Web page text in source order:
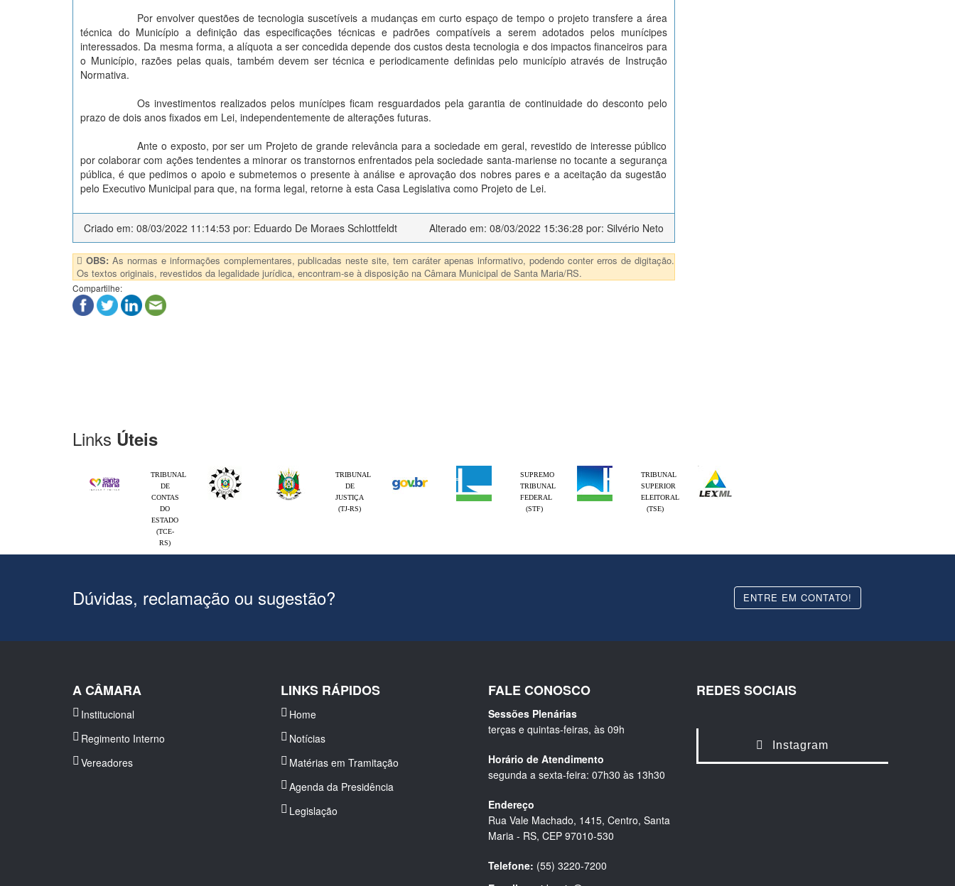
Por envolver questões de tecnologia suscetíveis a mudanças em curto espaço de tempo o projeto transfere a área
técnica do Município a definição das especificações técnicas e padrões compatíveis a serem adotados pelos munícipes
interessados. Da mesma forma, a alíquota a ser concedida depende dos custos desta tecnologia e dos impactos financeiros para
o Município, razões pelas quais, também devem ser técnica e periodicamente definidas pelo município através de Instrução
Normativa.
Os investimentos realizados pelos munícipes ficam resguardados pela garantia de continuidade do desconto pelo
prazo de dois anos fixados em Lei, independentemente de alterações futuras.
Ante o exposto, por ser um Projeto de grande relevância para a sociedade em geral, revestido de interesse público
por colaborar com ações tendentes a minorar os transtornos enfrentados pela sociedade santa-mariense no tocante a segurança
pública, é que pedimos o apoio e submetemos o presente à análise e aprovação dos nobres pares e a aceitação da sugestão
pelo Executivo Municipal para que, na forma legal, retorne à esta Casa Legislativa como Projeto de Lei.
Criado em: 08/03/2022 11:14:53 por: Eduardo De Moraes Schlottfeldt Alterado em: 08/03/2022 15:36:28 por: Silvério Neto
OBS: As normas e informações complementares, publicadas neste site, tem caráter apenas informativo, podendo conter erros de digitação.
Os textos originais, revestidos da legalidade jurídica, encontram-se à disposição na Câmara Municipal de Santa Maria/RS.
Compartilhe:
Links Úteis
TRIBUNAL
DE
CONTAS
DO
ESTADO
(TCE-
RS)
TRIBUNAL
DE
JUSTIÇA
(TJ-RS)
SUPREMO
TRIBUNAL
FEDERAL
(STF)
TRIBUNAL
SUPERIOR
ELEITORAL
(TSE)
Dúvidas, reclamação ou sugestão? ENTRE EM CONTATO!
A CÂMARA
Institucional
Regimento Interno
Vereadores
LINKS RÁPIDOS
Home
Notícias
Matérias em Tramitação
Agenda da Presidência
Legislação
FALE CONOSCO
Sessões Plenárias
terças e quintas-feiras, às 09h
Horário de Atendimento
segunda a sexta-feira: 07h30 às 13h30
Endereço
Rua Vale Machado, 1415, Centro, Santa
Maria - RS, CEP 97010-530
Telefone: (55) 3220-7200
REDES SOCIAIS
Instagram